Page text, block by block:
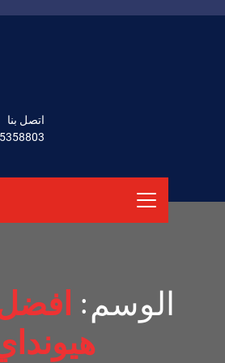
اتصل بنا
الوسم: